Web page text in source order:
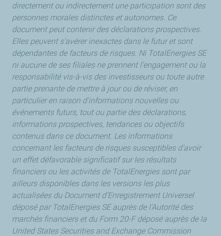
directement ou indirectement une participation sont des
personnes morales distinctes et autonomes. Ce
document peut contenir des déclarations prospectives.
Elles peuvent s’avérer inexactes dans le futur et sont
dépendantes de facteurs de risques. Ni TotalEnergies SE
ni aucune de ses filiales ne prennent l’engagement ou la
responsabilité vis-à-vis des investisseurs ou toute autre
partie prenante de mettre à jour ou de réviser, en
particulier en raison d’informations nouvelles ou
événements futurs, tout ou partie des déclarations,
informations prospectives, tendances ou objectifs
contenus dans ce document. Les informations
concernant les facteurs de risques susceptibles d’avoir
un effet défavorable significatif sur les résultats
financiers ou les activités de TotalEnergies sont par
ailleurs disponibles dans les versions les plus
actualisées du Document d’Enregistrement Universel
déposé par TotalEnergies SE auprès de l’Autorité des
marchés financiers et du Form 20-F déposé auprès de la
United States Securities and Exchange Commission